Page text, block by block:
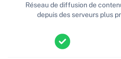
Réseau de diffusion de
depuis des serveurs plus